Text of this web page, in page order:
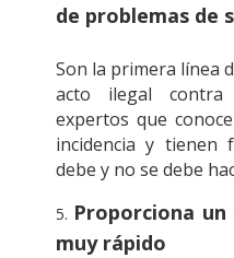
de problemas de
Son la primera línea
acto ilegal contra
expertos que
incidencia y tienen
debe y no se debe
Proporciona
muy rápido